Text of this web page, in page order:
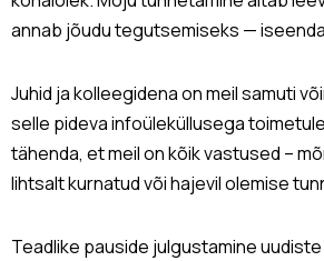
annab jõudu tegutsemiseks —
Juhid ja kolleegidena on meil samuti
selle pideva infoüleküllusega
tähenda, et meil on kõik vastused –
lihtsalt kurnatud või hajevil olemise
Teadlike pauside julgustamine